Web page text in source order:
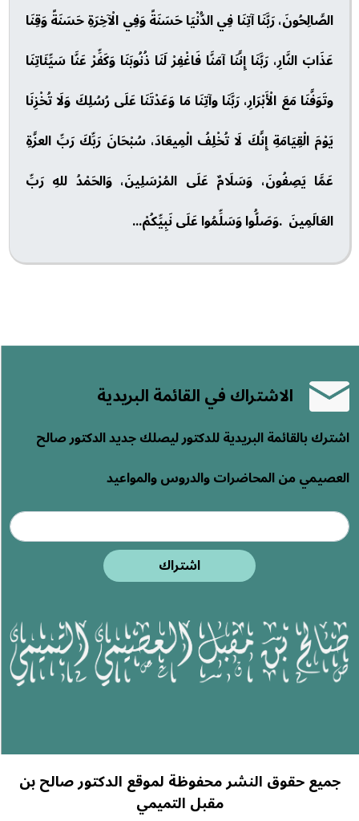
الصَّالِحُونَ، رَبَّنَا آتِنَا فِي الدُّنْيَا حَسَنَةً وَفِي الْآخِرَةِ حَسَنَةً وَقِنَا
عَذَابَ النَّارِ، رَبَّنَا إِنَّنَا آمَنَّا فَاغْفِرْ لَنَا ذُنُوبَنَا وَكَفِّرْ عَنَّا سَيِّئَاتِنَا
وتَوَفَّنَا مَعَ الْأَبْرَارِ، رَبَّنَا وآتِنَا مَا وَعَدْتَنَا عَلَى رُسُلِكَ وَلَا تُخْزِنَا
يَوْمَ الْقِيَامَةِ إِنَّكَ لَا تُخْلِفُ الْمِيعَادَ، سُبْحَانَ رَبِّكَ رَبِّ العزَّةِ
عَمَّا يَصِفُونَ، وَسَلَامٌ عَلَى المُرْسَلِينَ، وَالحَمْدُ للهِ رَبِّ
العَالَمِينَ .وَصَلُّوا وَسَلِّمُوا عَلَى نَبِيِّكُمْ...
الاشتراك في القائمة البريدية
اشترك بالقائمة البريدية للدكتور ليصلك جديد الدكتور صالح
العصيمي من المحاضرات والدروس والمواعيد
اشتراك
جميع حقوق النشر محفوظة لموقع الدكتور صالح بن
مقبل التميمي